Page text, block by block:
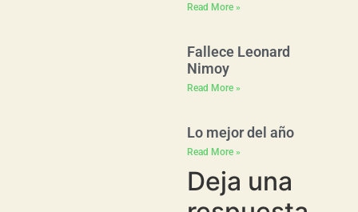
Read More »
Fallece Leonard
Nimoy
Read More »
Lo mejor del año
Read More »
Deja una